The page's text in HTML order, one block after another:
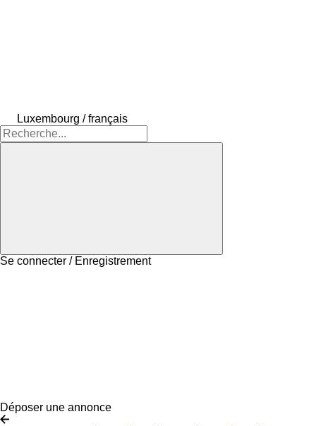
Luxembourg / français
Se connecter / Enregistrement
Déposer une annonce